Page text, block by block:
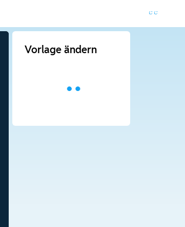
Vorlage ändern